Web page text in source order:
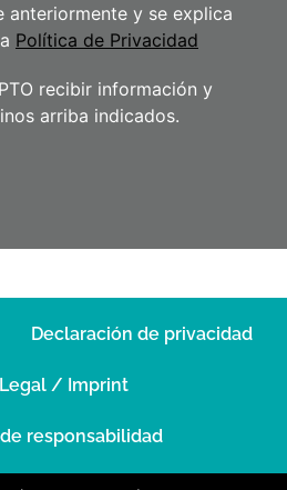
anteriormente y se explica
Política de Privacidad
recibir información y
arriba indicados.
Declaración de privacidad
/ Imprint
responsabilidad